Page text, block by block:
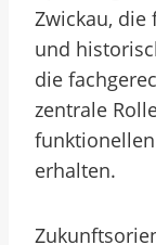
Zwickau,
und
die
zentrale
erhalten.